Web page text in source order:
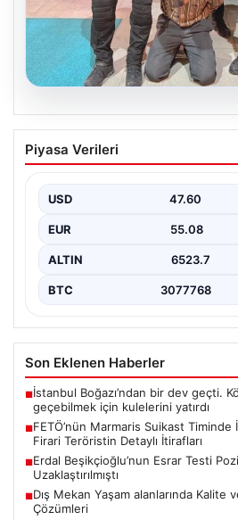
05.08.2026
FETÖ’nün Marmaris
Yıldızın Çıkardığı Sır:
15 Temmuz 2016 tarihinde
girişimin…
Piyasa Verileri
USD 47.60
EUR 55.08
ALTIN 6523.7
BTC 3077768
Son Eklenen Haberler
■İstanbul Boğazı’ndan bir dev geçti.
geçebilmek için kulelerini yatırdı
■FETÖ’nün Marmaris Suikast Timinde İki
Firari Teröristin Detaylı İtirafları
■Erdal Beşikçioğlu’nun Esrar Testi
Uzaklaştırılmıştı
■Dış Mekan Yaşam alanlarında Kalite
Çözümleri